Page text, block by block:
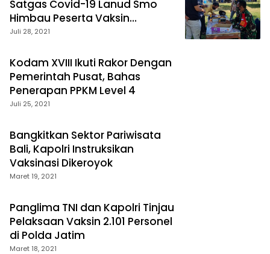
Satgas Covid-19 Lanud Smo
Himbau Peserta Vaksin
Terapkan Prokes
Juli 28, 2021
Kodam XVIII Ikuti Rakor Dengan
Pemerintah Pusat, Bahas
Penerapan PPKM Level 4
Juli 25, 2021
Bangkitkan Sektor Pariwisata
Bali, Kapolri Instruksikan
Vaksinasi Dikeroyok
Maret 19, 2021
Panglima TNI dan Kapolri Tinjau
Pelaksaan Vaksin 2.101 Personel
di Polda Jatim
Maret 18, 2021